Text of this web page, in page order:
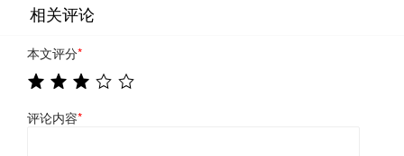
相关评论
本文评分*
评论内容*